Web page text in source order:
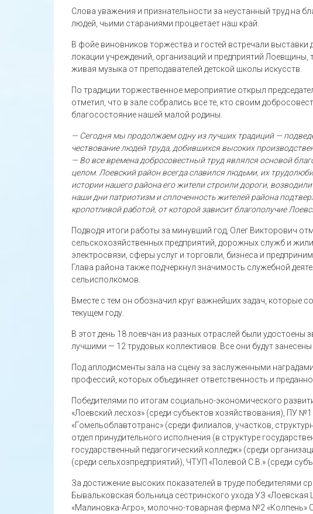
Слова уважения и признательности за неустанный труд на
людей, чьими стараниями процветает наш край.
В фойе виновников торжества и гостей встречали выставки
локации учреждений, организаций и предприятий Лоевщины,
живая музыка от преподавателей детской школы искусств.
По традиции торжественное мероприятие открыл
отметил, что в зале собрались все те, кто своим
благосостояние нашей малой родины.
— Сегодня мы продолжаем одну из лучших традиций —
чествование людей труда, добившихся высоких
— Во все времена добросовестный труд являлся основой
целом. Лоевский район всегда славился людьми, их
истории нашего района его жители строили дороги,
наши дни патриотизм и сплоченность жителей района
кропотливой работой, от которой зависит благополучие
Подводя итоги работы за минувший год, Олег Викторович
сельскохозяйственных предприятий, дорожных служб и
электросвязи, сферы услуг и торговли, бизнеса и
Глава района также подчеркнул значимость служебной
сельисполкомов.
Вместе с тем он обозначил круг важнейших задач, которые
текущем году.
В этот день 18 лоевчан из разных отраслей были удостоены
лучшими — 12 трудовых коллективов. Все они будут
Под аплодисменты зала на сцену за заслуженными
профессий, которых объединяет ответственность и
Победителями по итогам социально-экономического
«Лоевский лесхоз» (среди субъектов хозяйствования), ПУ
«Гомельоблавтотранс» (среди филиалов, участков,
отдел принудительного исполнения (в структуре
государственный педагогический колледж» (среди
(среди сельхозпредприятий), ЧТУП «Полевой С.В.» (среди
За достижение высоких показателей в труде победителями
Бывальковская больница сестринского ухода УЗ
«Малиновка-Агро», молочно-товарная ферма №2 «Колпень»